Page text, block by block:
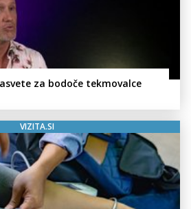
za bodoče tekmovalce
VIZITA.SI